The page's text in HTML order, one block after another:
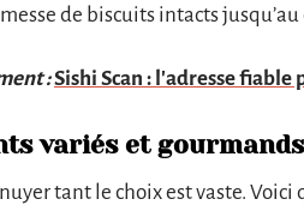
de biscuits intacts jusqu’au
:Sishi Scan : l'adresse
variés et gourmands
tant le choix est vaste.